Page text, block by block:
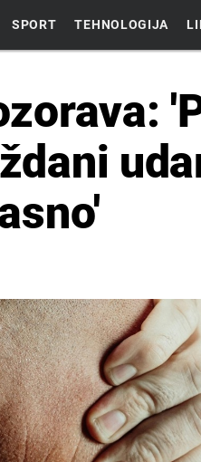
SPORT TEHNOLOGIJA